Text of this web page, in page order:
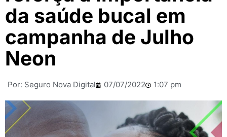
da saúde bucal em
campanha de Julho
Neon
Por: Seguro Nova Digital 07/07/2022 1:07 pm